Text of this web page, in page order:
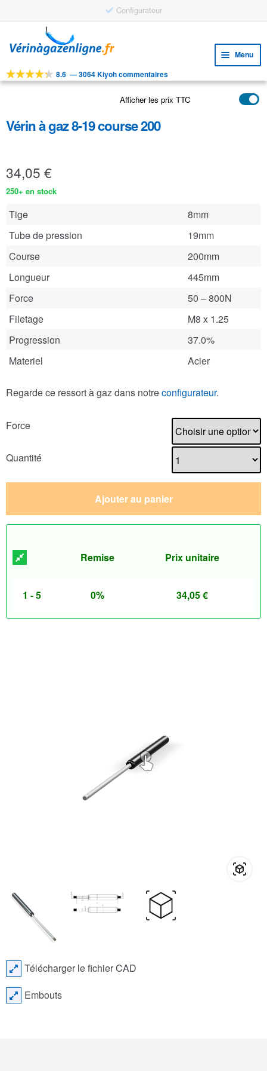
Configurateur
à
navigation
au
Menu
OUTILS
le
menu
APPLICATIONS
FAQ
8.6 —3064 Kiyoh commentaires
Afficher les prix TTC
Vérin à gaz 8-19 course 200
34,05 €
250+ en stock
Tige
8mm
Tube de pression
19mm
Course
200mm
Longueur
445mm
Force
50 – 800N
Filetage
M8 x 1.25
Progression
37.0%
Materiel
Acier
Regarde ce ressort à gaz dans notreconfigurateur.
Force
Quantité
Ajouter au panier
Remise Prix unitaire
1 - 5 0% 34,05€
Télécharger le fichier CAD
Embouts